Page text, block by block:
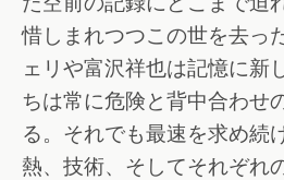
惜しまれつつこの世を去っ
ェリや富沢祥也は記憶に新
ちは常に危険と背中合わせ
る。それでも最速を求め続
熱、技術、そしてそれぞれ